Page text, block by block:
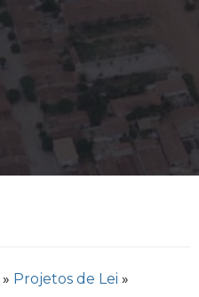
» Projetos de Lei »